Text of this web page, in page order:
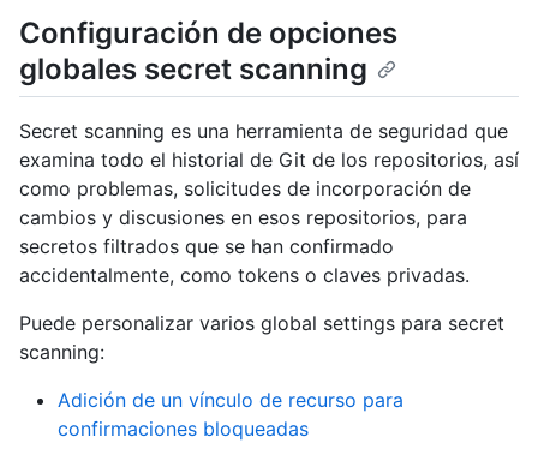
Configuración de opciones
globales secret scanning
Secret scanning es una herramienta de seguridad que
examina todo el historial de Git de los repositorios, así
como problemas, solicitudes de incorporación de
cambios y discusiones en esos repositorios, para
secretos filtrados que se han confirmado
accidentalmente, como tokens o claves privadas.
Puede personalizar varios global settings para secret
scanning:
Adición de un vínculo de recurso para
confirmaciones bloqueadas